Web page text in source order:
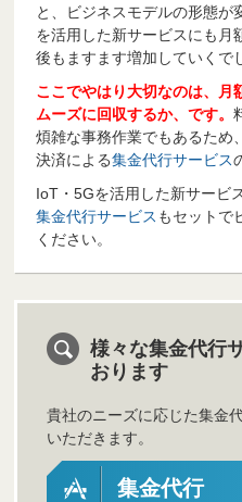
と、ビジネスモデルの形態が
を活用した新サービスにも月
後もますます増加していくで
ここでやはり大切なのは、月
ムーズに回収するか、です。
煩雑な事務作業でもあるため
決済による集金代行サービス
IoT・5Gを活用した新サービ
集金代行サービス もセットで
ください。
様々な集金代行
おります
貴社のニーズに応じた集金
いただきます。
集金代行